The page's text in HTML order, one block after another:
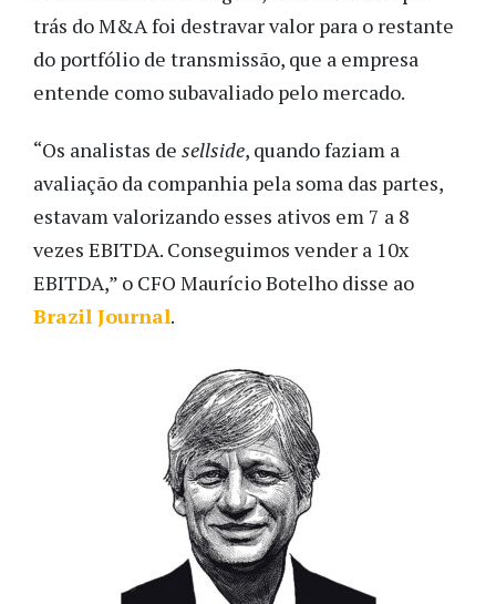
trás do M&A foi destravar valor para o restante
do portfólio de transmissão, que a empresa
entende como subavaliado pelo mercado.
“Os analistas de sellside, quando faziam a
avaliação da companhia pela soma das partes,
estavam valorizando esses ativos em 7 a 8
vezes EBITDA. Conseguimos vender a 10x
EBITDA,” o CFO Maurício Botelho disse ao
Brazil Journal.